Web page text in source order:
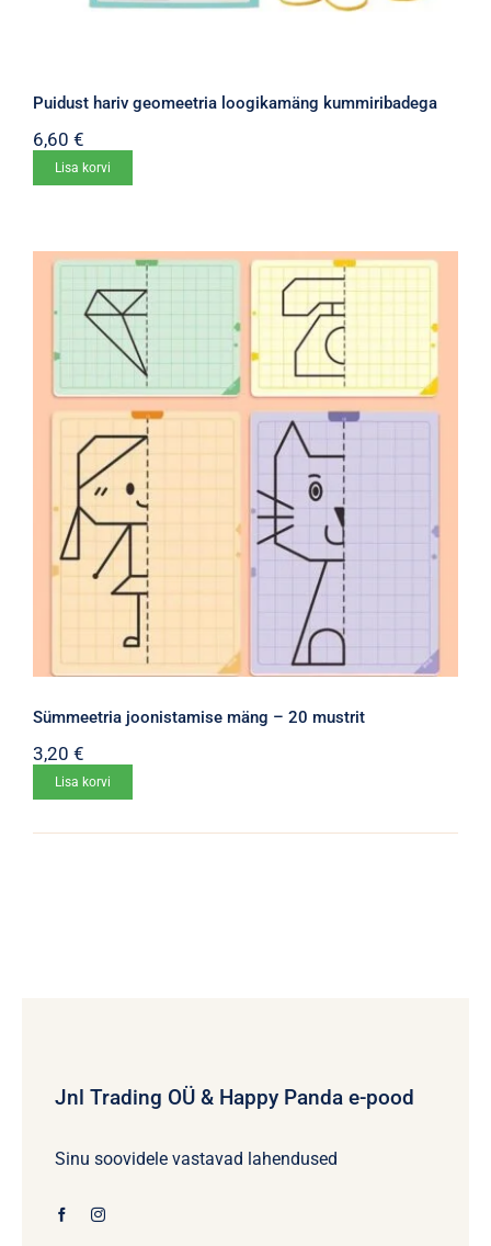
Puidust hariv geomeetria loogikamäng kummiribadega
6,60 €
Lisa korvi
Sümmeetria joonistamise mäng – 20 mustrit
3,20 €
Lisa korvi
Jnl Trading OÜ & Happy Panda e-pood
Sinu soovidele vastavad lahendused